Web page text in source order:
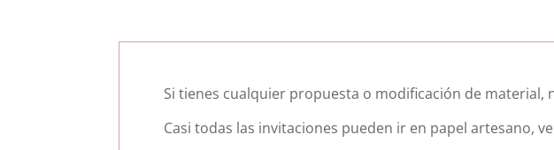
Si tienes cualquier propuesta o modificación de material,
Casi todas las invitaciones pueden ir en papel artesano,